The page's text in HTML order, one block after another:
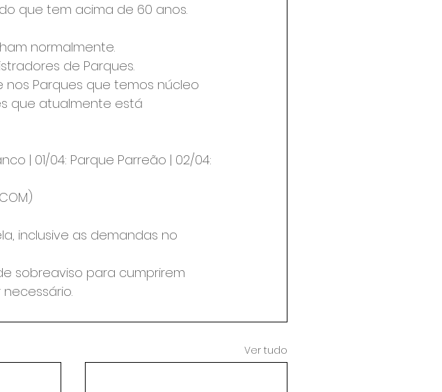
que tem acima de 60 anos.
normalmente.
de Parques.
Parques que temos núcleo
que atualmente está
| 01/04: Parque Parreão | 02/04:
inclusive as demandas no
sobreaviso para cumprirem
Ver tudo